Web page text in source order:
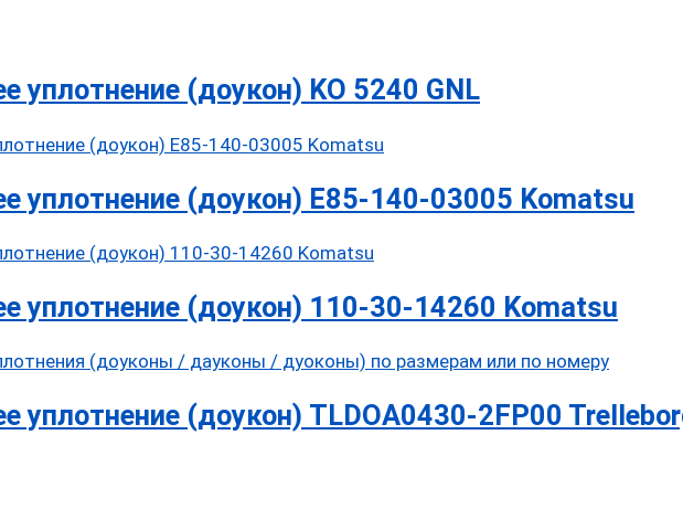
уплотнение (доукон) KO 5240 GNL
уплотнение (доукон) E85-140-03005 Komatsu
уплотнение (доукон) 110-30-14260 Komatsu
уплотнение (доукон) TLDOA0430-2FP00